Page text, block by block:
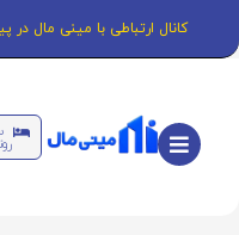
کانال ارتباطی با مینی مال در